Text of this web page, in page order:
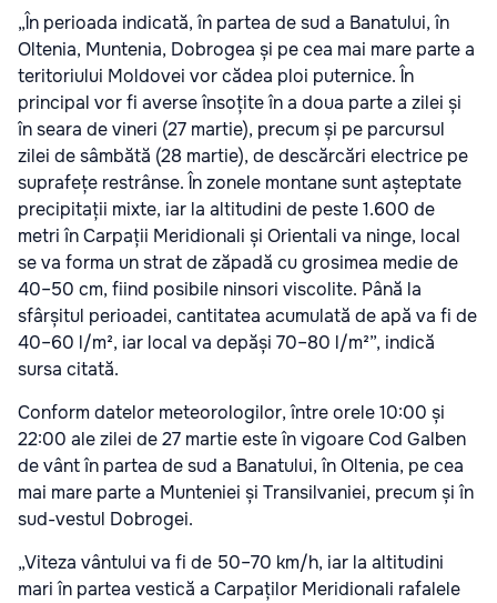
„În perioada indicată, în partea de sud a Banatului, în
Oltenia, Muntenia, Dobrogea și pe cea mai mare parte a
teritoriului Moldovei vor cădea ploi puternice. În
principal vor fi averse însoțite în a doua parte a zilei și
în seara de vineri (27 martie), precum și pe parcursul
zilei de sâmbătă (28 martie), de descărcări electrice pe
suprafețe restrânse. În zonele montane sunt așteptate
precipitații mixte, iar la altitudini de peste 1.600 de
metri în Carpații Meridionali și Orientali va ninge, local
se va forma un strat de zăpadă cu grosimea medie de
40–50 cm, fiind posibile ninsori viscolite. Până la
sfârșitul perioadei, cantitatea acumulată de apă va fi de
40–60 l/m², iar local va depăși 70–80 l/m²”, indică
sursa citată.
Conform datelor meteorologilor, între orele 10:00 și
22:00 ale zilei de 27 martie este în vigoare Cod Galben
de vânt în partea de sud a Banatului, în Oltenia, pe cea
mai mare parte a Munteniei și Transilvaniei, precum și în
sud-vestul Dobrogei.
„Viteza vântului va fi de 50–70 km/h, iar la altitudini
mari în partea vestică a Carpaților Meridionali rafalele